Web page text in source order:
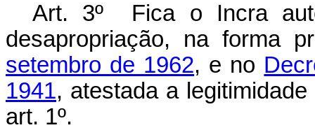
Art. 3º Fica o Incra
desapropriação, na forma
setembro de 1962, e no
1941, atestada a
art. 1º.